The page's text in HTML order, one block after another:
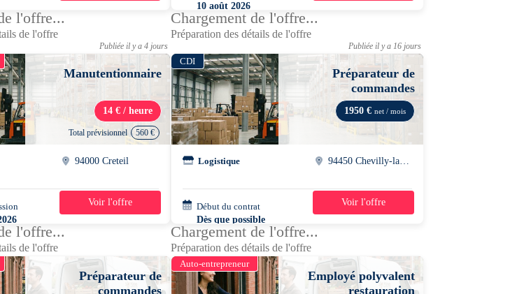
10 août 2026
08h00 - 14h00
l'offre...
de l'offre
Publiée il y a 4 jours
Manutentionnaire
14 € / heure
Total prévisionnel 560 €
94000 Creteil
5 jours
Voir l'offre
Chargement de l'offre...
Préparation des détails de l'offre
Publiée il y a 16 jours
CDI
Préparateur de
commandes
1950 € net / mois
Logistique
Début du contrat
Dès que possible
35h/semaine
Voir l'offre
l'offre...
de l'offre
Préparateur de
commandes
Chargement de l'offre...
Préparation des détails de l'offre
Auto-entrepreneur
Employé polyvalent
restauration